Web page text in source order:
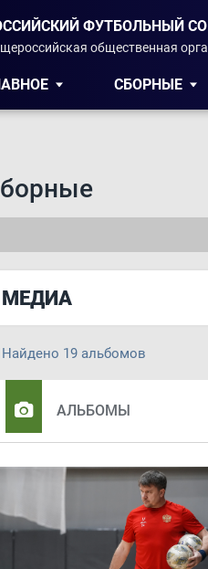
ФУТБОЛЬНЫЙ
общественная
СБОРНЫЕ
МЕДИА
Найдено 19 альбомов
АЛЬБОМЫ